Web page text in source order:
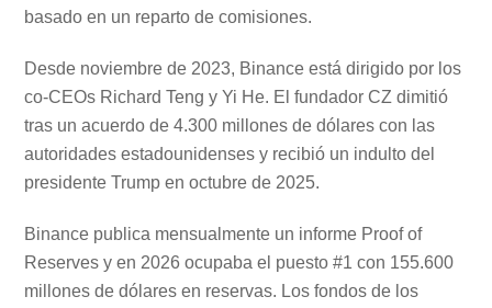
basado en un reparto de comisiones.
Desde noviembre de 2023, Binance está dirigido por los
co-CEOs Richard Teng y Yi He. El fundador CZ dimitió
tras un acuerdo de 4.300 millones de dólares con las
autoridades estadounidenses y recibió un indulto del
presidente Trump en octubre de 2025.
Binance publica mensualmente un informe Proof of
Reserves y en 2026 ocupaba el puesto #1 con 155.600
millones de dólares en reservas. Los fondos de los